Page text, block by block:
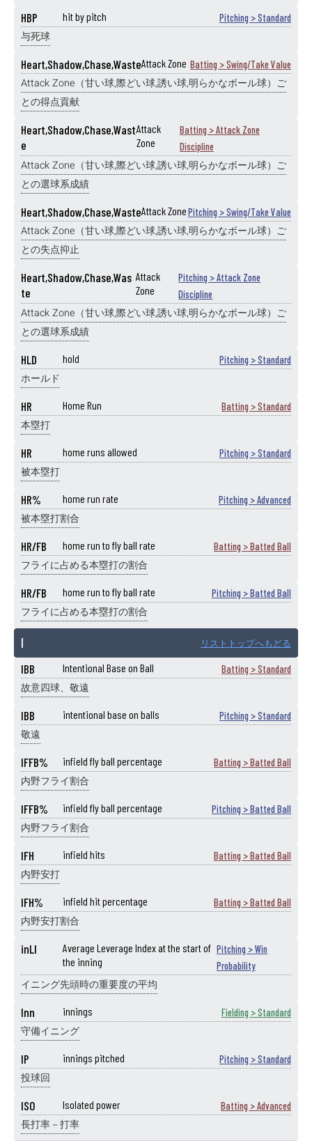
HBP hit by pitch Pitching > Standard
与死球
Heart,Shadow,Chase,WasteAttack Zone Batting > Swing/Take Value
Attack Zone（甘い球,際どい球,誘い球,明らかなボール球）ご
との得点貢献
Heart,Shadow,Chase,Wast
e
Attack
Zone
Batting > Attack Zone
Discipline
Attack Zone（甘い球,際どい球,誘い球,明らかなボール球）ご
との選球系成績
Heart,Shadow,Chase,WasteAttack ZonePitching > Swing/Take Value
Attack Zone（甘い球,際どい球,誘い球,明らかなボール球）ご
との失点抑止
Heart,Shadow,Chase,Was
te
Attack
Zone
Pitching > Attack Zone
Discipline
Attack Zone（甘い球,際どい球,誘い球,明らかなボール球）ご
との選球系成績
HLD hold Pitching > Standard
ホールド
HR Home Run Batting > Standard
本塁打
HR home runs allowed Pitching > Standard
被本塁打
HR% home run rate Pitching > Advanced
被本塁打割合
HR/FB home run to fly ball rate Batting > Batted Ball
フライに占める本塁打の割合
HR/FB home run to fly ball rate Pitching > Batted Ball
フライに占める本塁打の割合
I リストトップへもどる
IBB Intentional Base on Ball Batting > Standard
故意四球、敬遠
IBB intentional base on balls Pitching > Standard
敬遠
IFFB% infield fly ball percentage Batting > Batted Ball
内野フライ割合
IFFB% infield fly ball percentage Pitching > Batted Ball
内野フライ割合
IFH infield hits Batting > Batted Ball
内野安打
IFH% infield hit percentage Batting > Batted Ball
内野安打割合
inLI
Average Leverage Index at the start of
the inning
Pitching > Win
Probability
イニング先頭時の重要度の平均
Inn innings Fielding > Standard
守備イニング
IP innings pitched Pitching > Standard
投球回
ISO Isolated power Batting > Advanced
長打率－打率